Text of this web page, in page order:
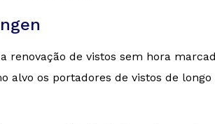
de vistos sem hora
os portadores de vistos de